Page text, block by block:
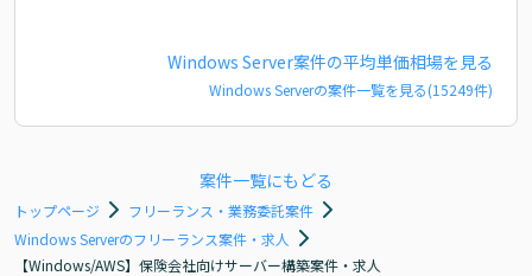
Windows Server案件の平均単価相場を見る
Windows Serverの案件一覧を見る(15249件)
案件一覧にもどる
トップページ
フリーランス・業務委託案件
Windows Serverのフリーランス案件・求人
【Windows/AWS】保険会社向けサーバー構築案件・求人